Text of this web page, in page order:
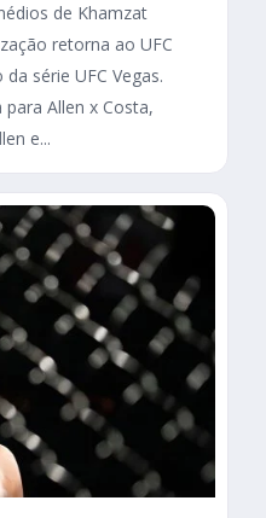
de Khamzat
retorna ao UFC
série UFC Vegas.
Allen x Costa,
e...